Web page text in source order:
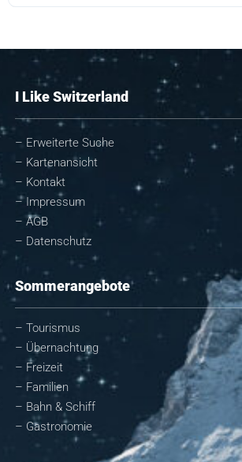
I Like Switzerland
– Erweiterte Suche
– Kartenansicht
– Kontakt
– Impressum
– AGB
– Datenschutz
Sommerangebote
– Tourismus
– Übernachtung
– Freizeit
– Familien
– Bahn & Schiff
– Gastronomie